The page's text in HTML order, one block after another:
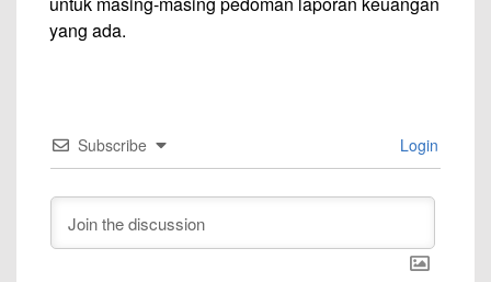
yang ada.
Subscribe Login